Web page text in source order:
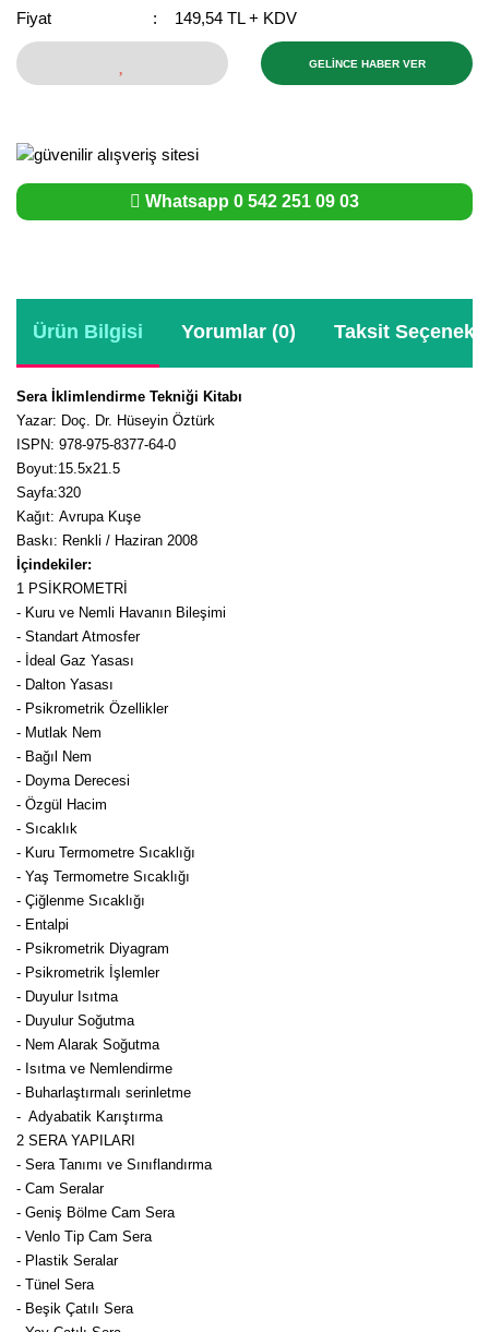
Fiyat
149,54 TL + KDV
GELİNCE HABER VER
Whatsapp 0 542 251 09 03
Ürün Bilgisi Yorumlar (0) Taksit
Sera İklimlendirme Tekniği Kitabı
Yazar: Doç. Dr. Hüseyin Öztürk
ISPN: 978-975-8377-64-0
Boyut:15.5x21.5
Sayfa:320
Kağıt: Avrupa Kuşe
Baskı: Renkli / Haziran 2008
İçindekiler:
1 PSİKROMETRİ
- Kuru ve Nemli Havanın Bileşimi
- Standart Atmosfer
- İdeal Gaz Yasası
- Dalton Yasası
- Psikrometrik Özellikler
- Mutlak Nem
- Bağıl Nem
- Doyma Derecesi
- Özgül Hacim
- Sıcaklık
- Kuru Termometre Sıcaklığı
- Yaş Termometre Sıcaklığı
- Çiğlenme Sıcaklığı
- Entalpi
- Psikrometrik Diyagram
- Psikrometrik İşlemler
- Duyulur Isıtma
- Duyulur Soğutma
- Nem Alarak Soğutma
- Isıtma ve Nemlendirme
- Buharlaştırmalı serinletme
- Adyabatik Karıştırma
2 SERA YAPILARI
- Sera Tanımı ve Sınıflandırma
- Cam Seralar
- Geniş Bölme Cam Sera
- Venlo Tip Cam Sera
- Plastik Seralar
- Tünel Sera
- Beşik Çatılı Sera
Bektaşi Üzümü Fidanı
Böğürtlen Fidanı
Dut Fidanı
Feijoa Fidanı
Fındık Fidanı
Frenk Üzümü Fidanı
Girebolu Fidanı
Goji Berry Fidanı
Hünnap Fidanı
İncir Fidanı
Kapari Gebre Otu Fidanı
Kayısı Fidanı
Keçiboynuzu Fidanı
Kestane Fidanı
Kiraz Fidanı
Kivi Fidanı
Kızılcık Fidanı
Kocayemiş Fidanı
Kuşburnu Fidanı
Liçi Fidanı
Longan Fidanı
Malta Eriği Fidanı
Mango Fidanı
Melez Meyveler
Nostaljik Güller
Peyzaj Gülleri
Ters Lale Soğanı
Yılbaşı Gülü Çiçeği